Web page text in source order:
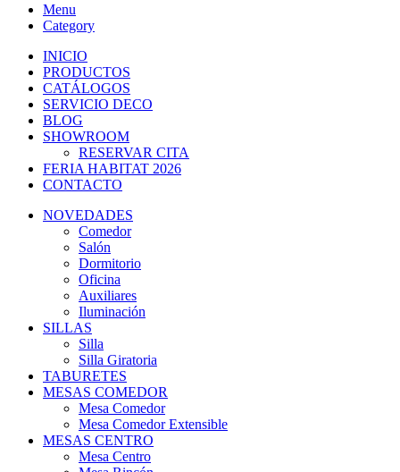
Menu
Category
INICIO
PRODUCTOS
CATÁLOGOS
SERVICIO DECO
BLOG
SHOWROOM
RESERVAR CITA
FERIA HABITAT 2026
CONTACTO
NOVEDADES
Comedor
Salón
Dormitorio
Oficina
Auxiliares
Iluminación
SILLAS
Silla
Silla Giratoria
TABURETES
MESAS COMEDOR
Mesa Comedor
Mesa Comedor Extensible
MESAS CENTRO
Mesa Centro